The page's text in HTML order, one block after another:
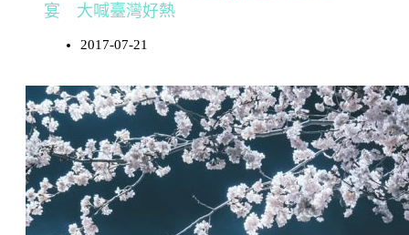
宴 大喊臺灣好熱
2017-07-21